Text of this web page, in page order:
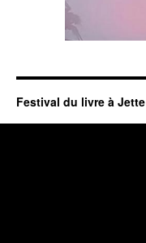
Festival du livre à Jette